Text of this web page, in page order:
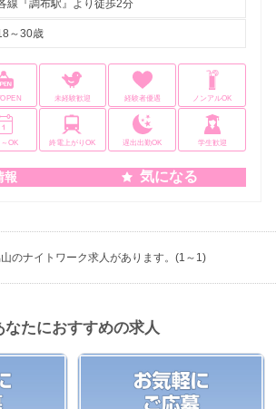
線『調布駅』より徒歩2分
～30歳
未経験歓迎 経験者優遇 ノンアルOK
～OK 終電上がりOK 遅出出勤OK 学生歓迎
報 気になる
のナイトワーク求人があります。(1～1)
なたにおすすめの求人